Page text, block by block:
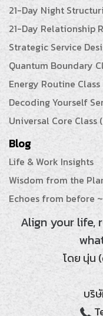
21-Day Night
21-Day Relationship
Strategic Service
Quantum Boundary
Energy Routine Class
Decoding Yourself
Universal Core Class
Blog
Life & Work Insights
Wisdom from the
Echoes from before
Align your life,
โดย นุ่น
บริ